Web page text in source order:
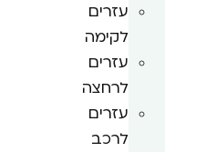
עזרים
לקימה
עזרים
לרחצה
עזרים
לרכב